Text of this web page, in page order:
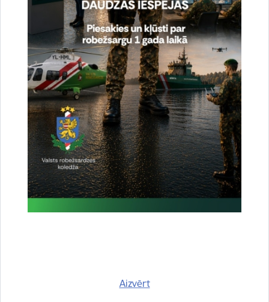
Aizvērt
Ziedu nolikšana II Meža kapos un pie
Brīvības pieminekļa
Valsts robežsardzes priekšnieka vietnieks noliks ziedus
II Meža kapos un pie Brīvības pieminekļa par godu
1991. gada…
Atceres pasākums
Datums
5. februāris, 2021
Laiks
12.00–12.10
Atrašanās vieta